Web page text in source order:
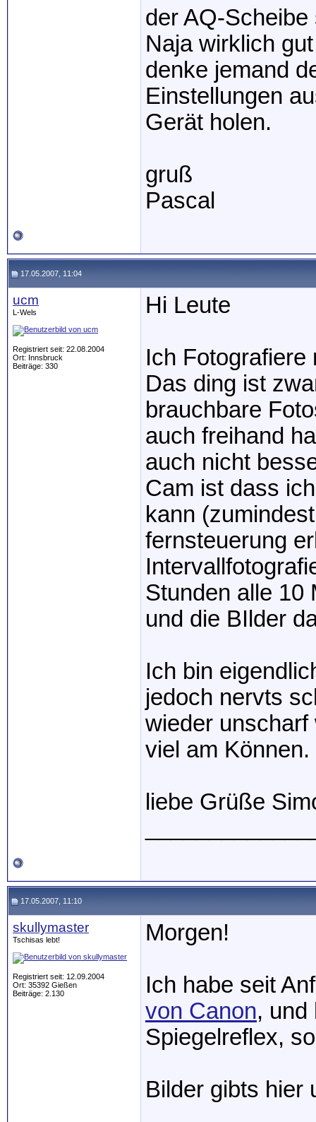
der AQ-
Naja wirklich
denke jemand
Einstellungen
Gerät holen.
gruß
Pascal
17.05.2007, 11:04
ucm
L-Wels
Registriert seit: 22.08.2004
Ort: Innsbruck
Beiträge: 330
Hi Leute
Ich
Das ding ist
brauchbare
auch freihand
auch nicht
Cam ist dass
kann
fernsteuerung
Stunden alle 10
und die BIlder
Ich bin
jedoch nervts
wieder
viel am Können.
liebe Grüße
17.05.2007, 11:10
skullymaster
Tschisas lebt!
Registriert seit: 12.09.2004
Ort: 35392 Gießen
Beiträge: 2.130
Morgen!
Ich habe seit
von Canon, und
Spiegelreflex,
Bilder gibts hier